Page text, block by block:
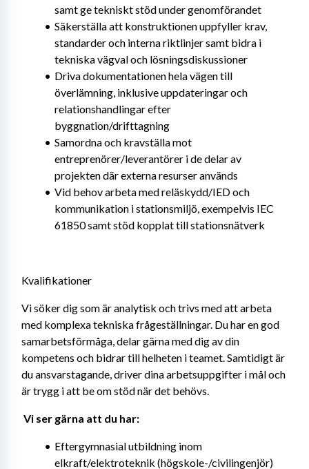
samt ge tekniskt stöd under genomförandet
Säkerställa att konstruktionen uppfyller krav,
standarder och interna riktlinjer samt bidra i
tekniska vägval och lösningsdiskussioner
Driva dokumentationen hela vägen till
överlämning, inklusive uppdateringar och
relationshandlingar efter
byggnation/drifttagning
Samordna och kravställa mot
entreprenörer/leverantörer i de delar av
projekten där externa resurser används
Vid behov arbeta med reläskydd/IED och
kommunikation i stationsmiljö, exempelvis IEC
61850 samt stöd kopplat till stationsnätverk
Kvalifikationer
Vi söker dig som är analytisk och trivs med att arbeta
med komplexa tekniska frågeställningar. Du har en god
samarbetsförmåga, delar gärna med dig av din
kompetens och bidrar till helheten i teamet. Samtidigt är
du ansvarstagande, driver dina arbetsuppgifter i mål och
är trygg i att be om stöd när det behövs.
Vi ser gärna att du har:
Eftergymnasial utbildning inom
elkraft/elektroteknik (högskole-/civilingenjör)